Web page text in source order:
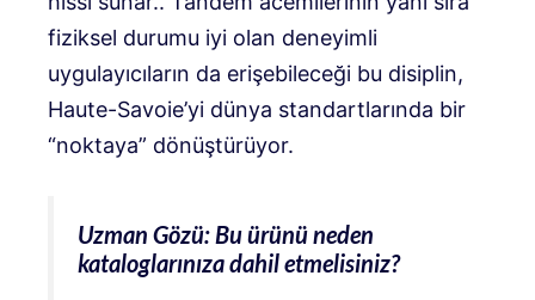
fiziksel durumu iyi olan deneyimli
uygulayıcıların da erişebileceği bu disiplin,
Haute-Savoie’yi dünya standartlarında bir
“noktaya” dönüştürüyor.
Uzman Gözü: Bu ürünü neden
kataloglarınıza dahil etmelisiniz?